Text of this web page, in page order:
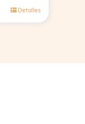
Detalles